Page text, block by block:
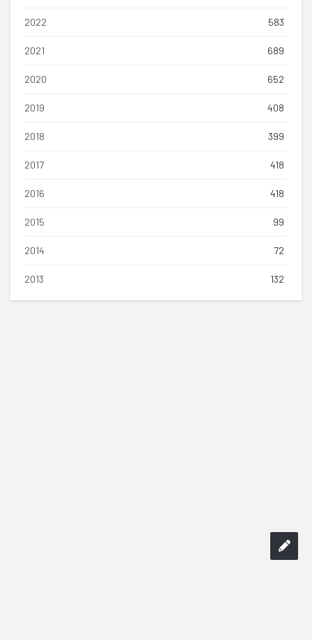
2022 583
2021 689
2020 652
2019 408
2018 399
2017 418
2016 418
2015 99
2014 72
2013 132